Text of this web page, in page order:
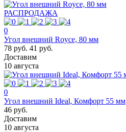
РАСПРОДАЖА
0
Угол внешний Royce, 80 мм
78 руб. 41 руб.
Доставим
10 августа
0
Угол внешний Ideal, Комфорт 55 мм
46 руб.
Доставим
10 августа